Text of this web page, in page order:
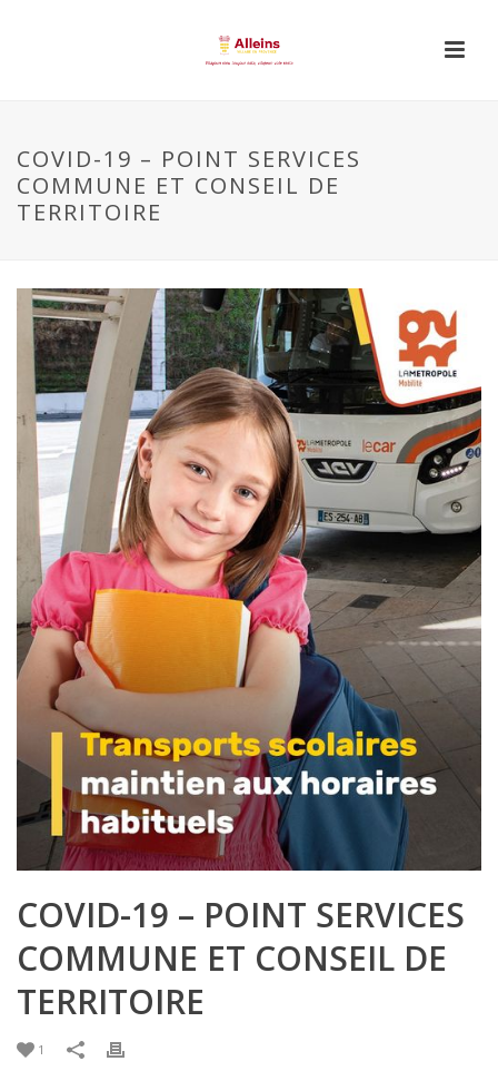
COVID-19 – POINT SERVICES
COMMUNE ET CONSEIL DE
TERRITOIRE
COVID-19 – POINT SERVICES
COMMUNE ET CONSEIL DE
TERRITOIRE
1